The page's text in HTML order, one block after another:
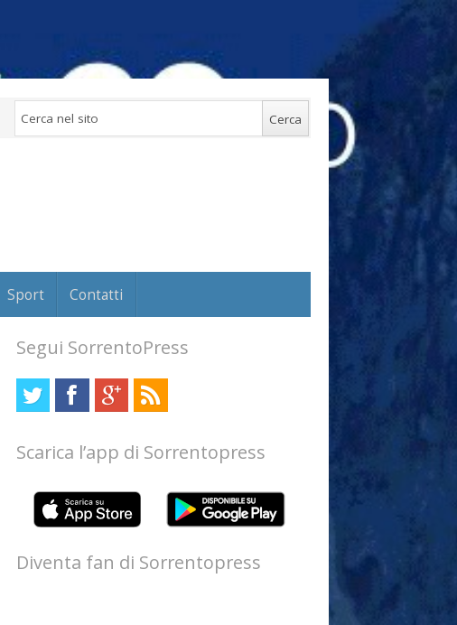
Sport Contatti
Segui SorrentoPress
Scarica l’app di Sorrentopress
Diventa fan di Sorrentopress